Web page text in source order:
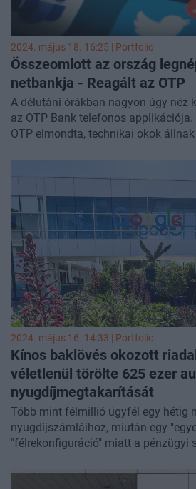
elmúlt nap eseményeiről.
2024. május 18. 16:25 | Portfolio
Összeomlott az ország
netbankja - Reagált az OTP
A délutáni órákban nagyon úgy néz
az OTP Bank telefonos applikációja.
OTP elmondta, technikai okok
2024. május 16. 14:33 | Portfolio
Kínos baklövés okozott
véletlenül törölte 625 ezer
nyugdíjmegtakarítását
Több mint félmillió ügyfél egy hétig
nyugdíjszámláihoz, miután egy
"félrekonfiguráció" miatt a pénzügyi